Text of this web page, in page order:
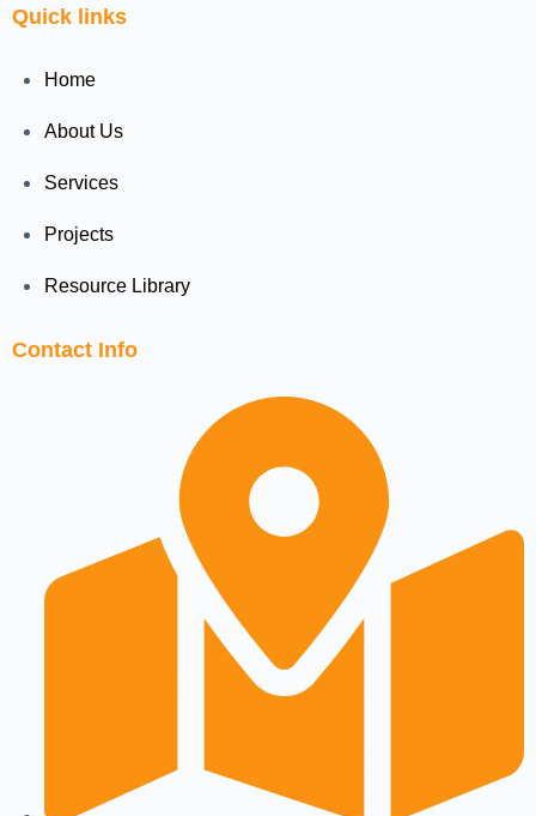
Quick links
Home
About Us
Services
Projects
Resource Library
Contact Info